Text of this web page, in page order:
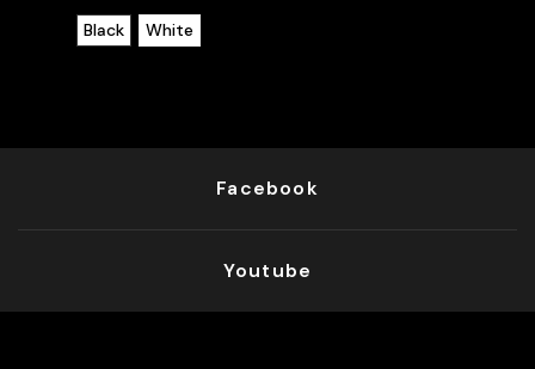
Black
White
Facebook
Youtube